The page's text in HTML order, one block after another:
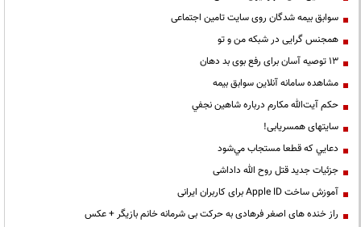
سوابق بیمه شدگان روی سایت تامین اجتماعی
همجنس گرایی در شبکه من و تو
13 توصیه آسان برای رفع بوی بد دهان
مشاهده سامانه آنلاين سوابق بیمه
حكم آيت‌الله مكارم درباره شاهين نجفي
سایتهای همسریابی!
دعايي كه قطعا مستجاب مي‌شود
جزئیات جدید قتل روح الله داداشی
آموزش ساخت Apple ID برای کاربران ایرانی
راز خنده های اصغر فرهادی به حرکت بی شرمانه خانم بازیگر + عکس